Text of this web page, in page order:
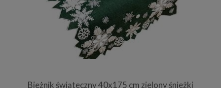
Bieżnik świąteczny 40x175 cm zielony śnieżki